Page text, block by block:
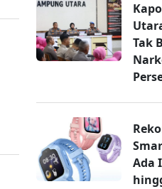
Tak
Ada